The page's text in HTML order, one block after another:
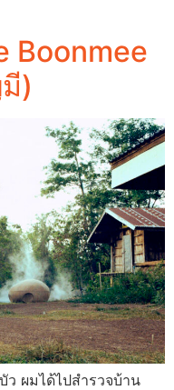
Boonmee
)
ผมได้ไปสำรวจบ้าน